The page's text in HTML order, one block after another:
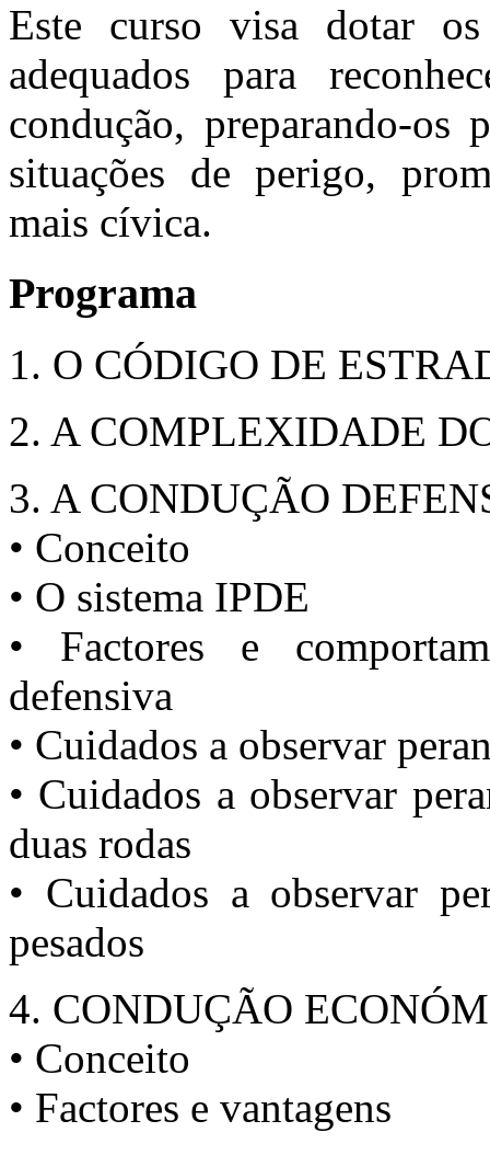
Este curso visa dotar os
adequados para
condução, preparando-os
situações de perigo,
mais cívica.
Programa
1. O CÓDIGO DE
2. A COMPLEXIDADE
3. A CONDUÇÃO
• Conceito
• O sistema IPDE
• Factores e
defensiva
• Cuidados a observar
• Cuidados a observar
duas rodas
• Cuidados a observar
pesados
4. CONDUÇÃO
• Conceito
• Factores e vantagens